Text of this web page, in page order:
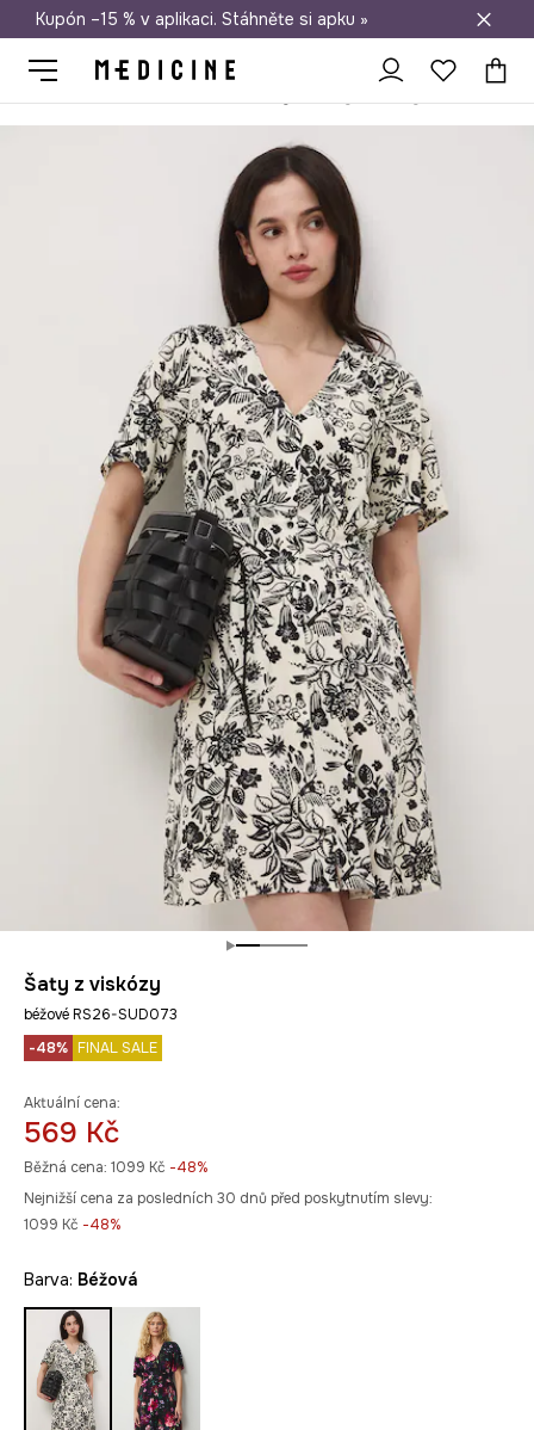
Doprava zdarma při nákupu nad 1 200 Kč
Kupón –15 % v aplikaci. Stáhněte si apku »
Šaty z viskózy
béžové RS26-SUD073
-48% FINAL SALE
Aktuální cena:
569 Kč
Běžná cena: 1099 Kč -48%
Nejnižší cena za posledních 30 dnů před poskytnutím slevy:
1099 Kč -48%
Barva: béžová